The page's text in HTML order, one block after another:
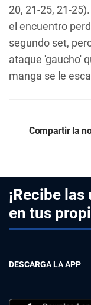
20, 21-25, 21-
el encuentro
segundo set,
ataque 'gaucho'
manga se le
Compartir la
¡Recibe
en tus
DESCARGA LA APP